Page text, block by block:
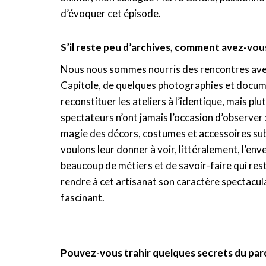
d’évoquer cet épisode.
S’il reste peu d’archives, comment avez-
Nous nous sommes nourris des rencontres
Capitole, de quelques photographies et
reconstituer les ateliers à l’identique, mais
spectateurs n’ont jamais l’occasion
magie des décors, costumes et accessoires
voulons leur donner à voir, littéralement,
beaucoup de métiers et de savoir-faire qui
rendre à cet artisanat son caractère
fascinant.
Pouvez-vous trahir quelques secrets du